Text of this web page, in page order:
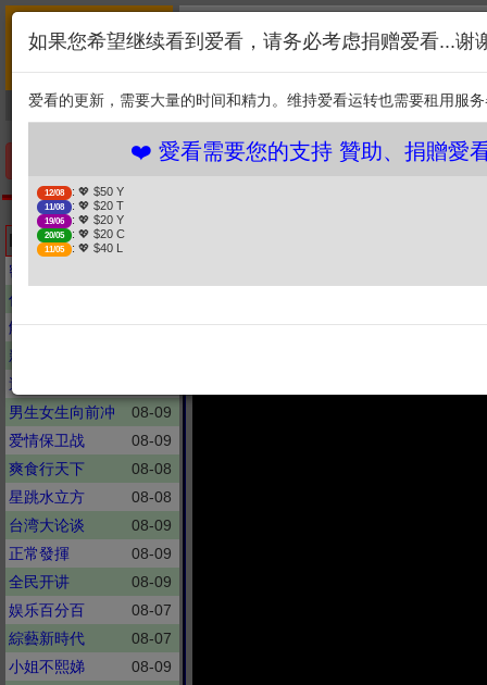
新闻
综艺 剧集
捐贈幫助
❤️ 愛看需要您的支持
: 💖 $50 Y
11/08
19/06 : 💖 $20 Y
2. 点击捐赠
Latest updates
密室大逃脱
你好, 星期六
解码陈文茜
08-08
新聞大白話
週末大爆卦
男生女生向前冲
08-09
爱情保卫战
08-09
爽食行天下
08-08
星跳水立方
08-08
台湾大论谈
08-09
正常發揮
08-09
全民开讲
08-09
娱乐百分百
08-07
綜藝新時代
08-07
小姐不熙娣
08-09
如果您希望继续看到爱看，请务必考虑捐赠爱看...谢
爱看的更新，需要大量的时间和精力。维持爱看运转也需要租用服
❤️ 愛看需要您的支持 贊助、捐贈愛看
12/08 : 💖 $50 Y
11/08 : 💖 $20 T
19/06 : 💖 $20 Y
20/05 : 💖 $20 C
11/05 : 💖 $40 L